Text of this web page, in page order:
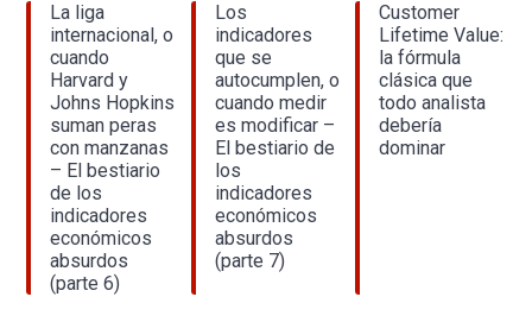
La liga
internacional, o
cuando
Harvard y
Johns Hopkins
suman peras
con manzanas
– El bestiario
de los
indicadores
económicos
absurdos
(parte 6)
Los
indicadores
que se
autocumplen, o
cuando medir
es modificar –
El bestiario de
los
indicadores
económicos
absurdos
(parte 7)
Customer
Lifetime Value:
la fórmula
clásica que
todo analista
debería
dominar